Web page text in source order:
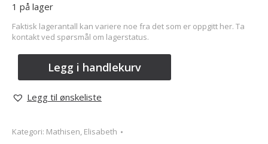
1 på lager
Faktisk lagerantall kan variere noe fra det som er oppgitt her. Ta
kontakt ved spørsmål om lagerstatus.
Legg i handlekurv
Legg til ønskeliste
Kategori: Mathisen, Elisabeth